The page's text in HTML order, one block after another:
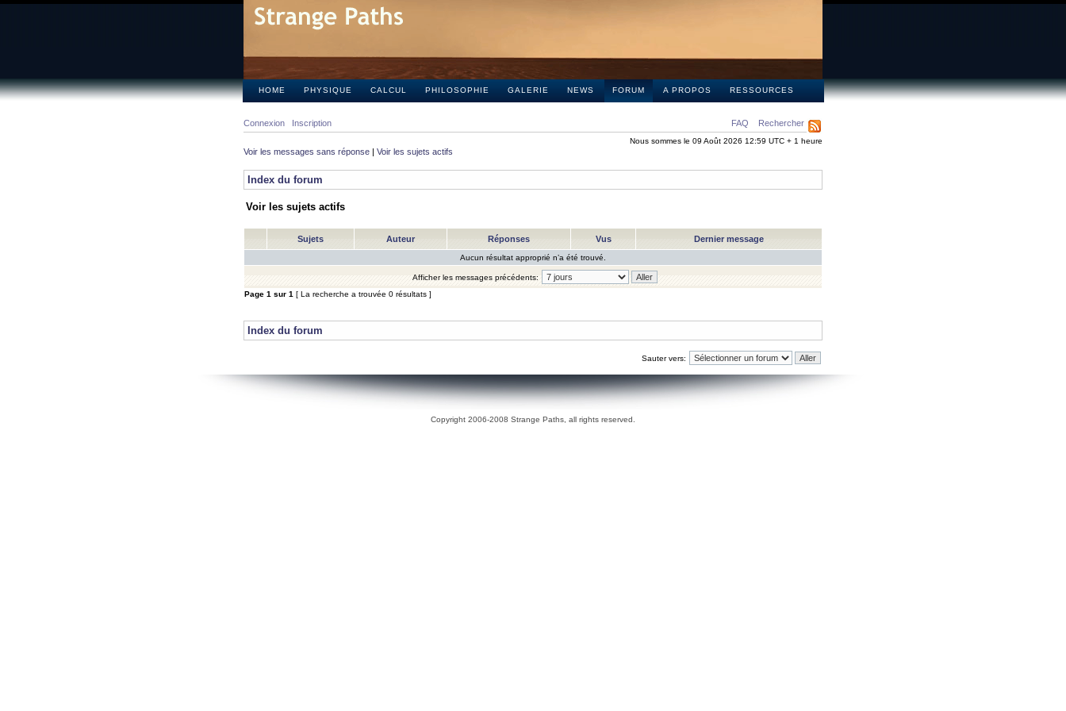
HOME PHYSIQUE CALCUL PHILOSOPHIE GALERIE NEWS FORUM A PROPOS RESSOURCES
FAQ Rechercher
Connexion Inscription
Nous sommes le 09 Août 2026 12:59 UTC + 1 heure
Voir les messages sans réponse | Voir les sujets actifs
Index du forum
Voir les sujets actifs
Sujets Auteur Réponses Vus Dernier message
Aucun résultat approprié n’a été trouvé.
Afficher les messages précédents:
Page 1 sur 1 [ La recherche a trouvée 0 résultats ]
Index du forum
Sauter vers:
Copyright 2006-2008 Strange Paths, all rights reserved.